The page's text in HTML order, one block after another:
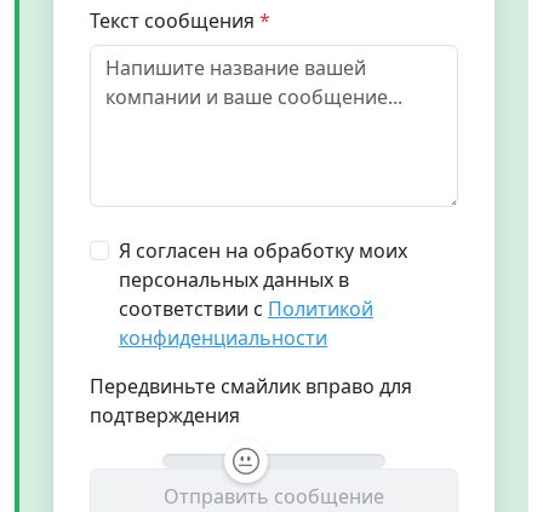
Текст сообщения
Я согласен на обработку моих
персональных данных в
соответствии с Политикой
конфиденциальности
Передвиньте смайлик вправо для
подтверждения
Отправить сообщение